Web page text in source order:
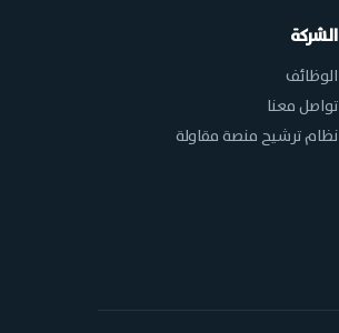
الشركة
الوظائف
تواصل معنا
نظام ترشيح منصة مقاولة